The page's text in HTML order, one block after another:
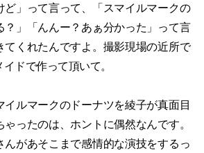
ど」って言って、「スマイルマークの
？」「んんー？あぁ分かった」って言
てくれたんですよ。撮影現場の近所で
ドで作って頂いて。
イルマークのドーナツを綾子が真面目
ったのは、ホントに偶然なんです。
んがあそこまで感情的な演技をするっ